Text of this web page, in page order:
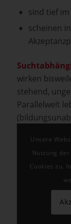
sind tief
scheinen
wirken
stehend,
Parallelwelt
Wort Sucht
zu Tode
Mensch,
Unsere
Nutzung
Cookies zu.